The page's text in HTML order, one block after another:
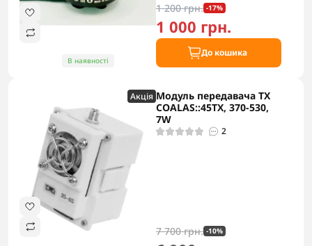
В наявності
1 200 грн. -17%
1 000 грн.
До кошика
Акцiя Модуль передавача TX
COALAS::45TX, 370-530,
7W
2
7 700 грн. -10%